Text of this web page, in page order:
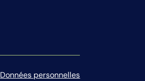
Données personnelles